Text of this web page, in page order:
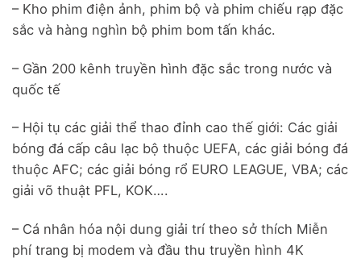
– Kho phim điện ảnh, phim bộ và phim chiếu rạp đặc
sắc và hàng nghìn bộ phim bom tấn khác.
– Gần 200 kênh truyền hình đặc sắc trong nước và
quốc tế
– Hội tụ các giải thể thao đỉnh cao thế giới: Các giải
bóng đá cấp câu lạc bộ thuộc UEFA, các giải bóng đá
thuộc AFC; các giải bóng rổ EURO LEAGUE, VBA; các
giải võ thuật PFL, KOK….
– Cá nhân hóa nội dung giải trí theo sở thích Miễn
phí trang bị modem và đầu thu truyền hình 4K